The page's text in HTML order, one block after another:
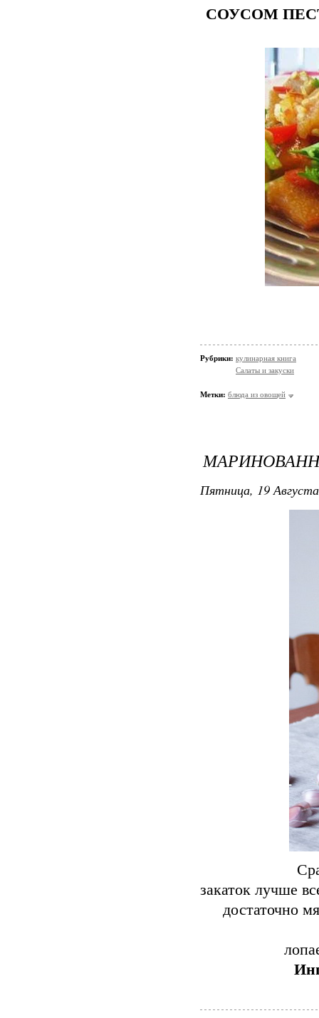
СОУСОМ
Рубрики: кулинарная книга
Салаты и закуски
Метки: блюда из овощей
Пятница, 19
закаток лучше
достаточно